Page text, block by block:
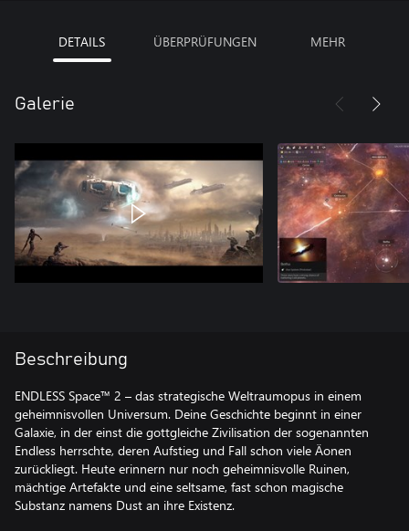
DETAILS ÜBERPRÜFUNGEN MEHR
Galerie
Beschreibung
ENDLESS Space™ 2 – das strategische Weltraumopus in einem
geheimnisvollen Universum. Deine Geschichte beginnt in einer
Galaxie, in der einst die gottgleiche Zivilisation der sogenannten
Endless herrschte, deren Aufstieg und Fall schon viele Äonen
zurückliegt. Heute erinnern nur noch geheimnisvolle Ruinen,
mächtige Artefakte und eine seltsame, fast schon magische
Substanz namens Dust an ihre Existenz.